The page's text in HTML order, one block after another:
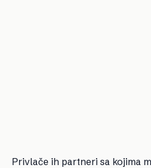
Privlače ih partneri sa kojima